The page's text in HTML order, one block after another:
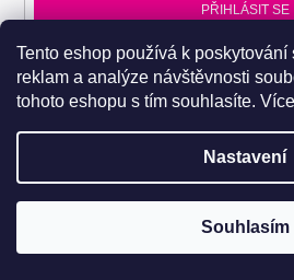
Tento eshop používá k
reklam a analýze návštěvnosti
tohoto eshopu s tím souhlasíte.
Nastavení
Souhlasím
Pro návštěvu do prodejního centra je nutné
PŘIHLÁSIT SE
Přihlaste se k EPITA-DD a získávejte novinky